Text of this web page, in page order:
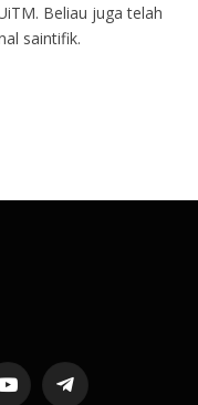
Beliau juga telah
saintifik.
YouTubeTelegram